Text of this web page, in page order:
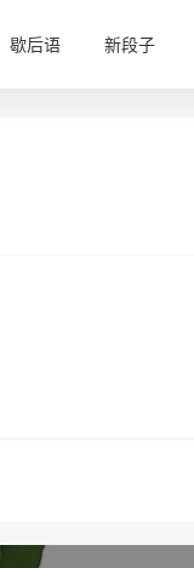
歇后语 新段子